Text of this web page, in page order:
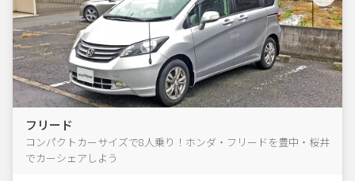
フリード
コンパクトカーサイズで8人乗り！ホンダ・フリードを豊中・桜井
でカーシェアしよう